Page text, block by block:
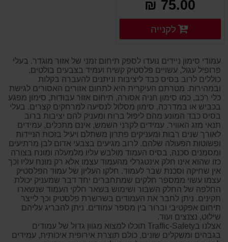
75.00 ₪
פרטים נוספים
לקנייה
עמודי סימון ניידים נועדו לספק תיחום זמני של אזור מוגדר. בעלי
פרופיל עגול, עשויים פלסטיק קשיח ועמיד בצבעים בולטים,
כוללים לרוב בסיס כבד ליציבות וניתנים להעברה בקלות
ובמהירות. מטרתם העיקרית היא לתחום אזורים האסורים לגישת
כלי רכב, כמו סימון חניה אסורה, תיחום אזור עבודות, סימון מפגע
בכביש או במדרכה, סימון מסלול לנסיעה למרחקים קצרים. בעלי
בסיס כבד המונע מהם ליפול ברוח ומעניק להם יציבות ברוב
תנאי מזג האוויר. עמידים לקרני השמש, אינם מתכלים, עמידים
לאורך שנים רבות ומעניקים פתרון משתלם ויעיל בזכות הניידות
ופשוטות הפעולה שלהם. לרוב מגיעים בצבעי אדום לבן מרתיעים
ומסמנים סכנה, בסיס העמוד מולבש עליו מלמעלה ומונח בצורה
כזו שהוא אינו חלק אינטגרלי מהעמוד עצמו אלא רק מונח עליו וכך
אין שחיקה וסכנת שבר לעמוד. חלקו העליון של עמוד הפלסטיק
עצמו עשוי ממספר חלקים שמתחברים יחד דבר שמעניק יכולת
החלפה של החלק השבור ושימוש בשאר חלקי העמוד שנשארו
תקינים. ניתן לחבר את העמודים בשרשרת פלסטיק וכך לייצר
תיחום אפקטיבי וברור בין מספר עמודים. ניתן להבריג עליהם
שילוט, נצנצים ועוד.
אצלנו בTraffic-Safety תוכלו למצוא מגוון גדול של עמודים
בגבהים ומשקלים שונים, כולם תוצרת אירופית איכותית, עמידים